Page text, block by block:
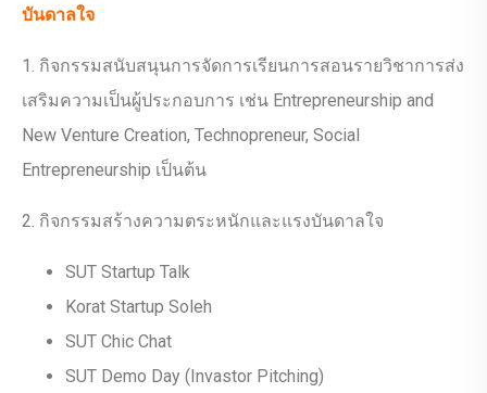
บันดาลใจ
1. กิจกรรมสนับสนุนการจัดการเรียนการสอนรายวิชาการส่ง
เสริมความเป็นผู้ประกอบการ เช่น Entrepreneurship and
New Venture Creation, Technopreneur, Social
Entrepreneurship เป็นต้น
2. กิจกรรมสร้างความตระหนักและแรงบันดาลใจ
SUT Startup Talk
Korat Startup Soleh
SUT Chic Chat
SUT Demo Day (Invastor Pitching)